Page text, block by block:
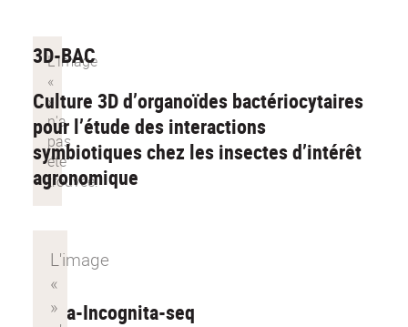
3D-BAC
Culture 3D d’organoïdes bactériocytaires
pour l’étude des interactions
symbiotiques chez les insectes d’intérêt
agronomique
Terra-Incognita-seq